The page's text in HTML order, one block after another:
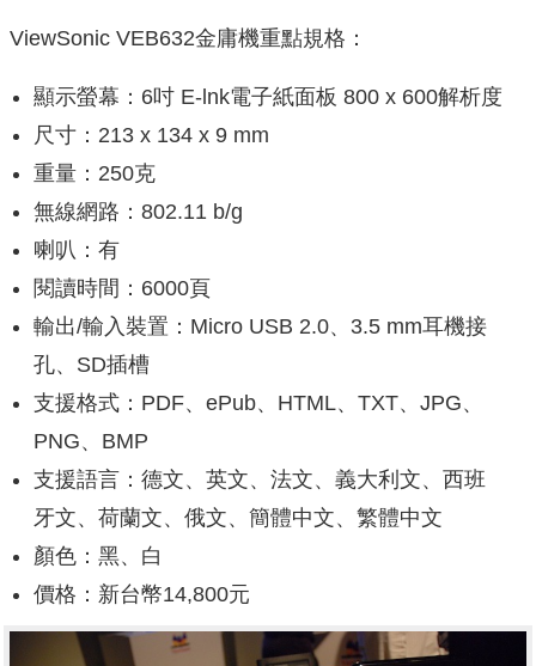
ViewSonic VEB632金庸機重點規格：
顯示螢幕：6吋 E-lnk電子紙面板 800 x 600解析度
尺寸：213 x 134 x 9 mm
重量：250克
無線網路：802.11 b/g
喇叭：有
閱讀時間：6000頁
輸出/輸入裝置：Micro USB 2.0、3.5 mm耳機接
孔、SD插槽
支援格式：PDF、ePub、HTML、TXT、JPG、
PNG、BMP
支援語言：德文、英文、法文、義大利文、西班
牙文、荷蘭文、俄文、簡體中文、繁體中文
顏色：黑、白
價格：新台幣14,800元